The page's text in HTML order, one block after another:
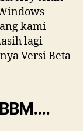
kami
lagi
Versi Beta